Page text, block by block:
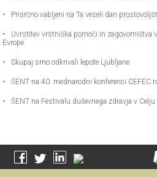
• Prisrčno vabljeni na Ta veseli dan
•
Uvrstitev vrstniška pomoči in zagovorništva
Evrope
• Skupaj smo odkrivali lepote Ljubljane
• ŠENT na 40. mednarodni konferenci CEFEC
• ŠENT na Festivalu duševnega zdravja v Celju